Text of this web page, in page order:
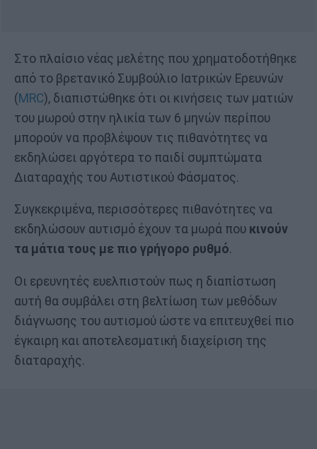
Στο πλαίσιο νέας μελέτης που χρηματοδοτήθηκε
από το βρετανικό Συμβούλιο Ιατρικών Ερευνών
(MRC), διαπιστώθηκε ότι οι κινήσεις των ματιών
του μωρού στην ηλικία των 6 μηνών περίπου
μπορούν να προβλέψουν τις πιθανότητες να
εκδηλώσει αργότερα το παιδί συμπτώματα
Διαταραχής του Αυτιστικού Φάσματος.
Συγκεκριμένα, περισσότερες πιθανότητες να
εκδηλώσουν αυτισμό έχουν τα μωρά που κινούν
τα μάτια τους με πιο γρήγορο ρυθμό.
Οι ερευνητές ευελπιστούν πως η διαπίστωση
αυτή θα συμβάλει στη βελτίωση των μεθόδων
διάγνωσης του αυτισμού ώστε να επιτευχθεί πιο
έγκαιρη και αποτελεσματική διαχείριση της
διαταραχής.